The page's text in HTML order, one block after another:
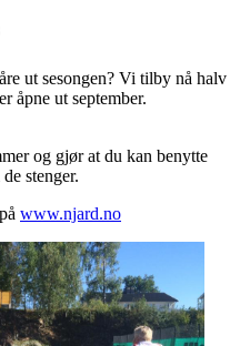
ut sesongen? Vi tilby nå halv
åpne ut september.
og gjør at du kan benytte
stenger.
www.njard.no